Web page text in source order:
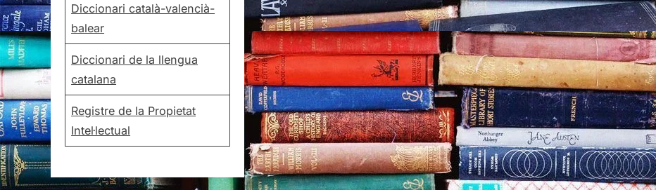
Diccionari català-valencià-
balear
Diccionari de la llengua
catalana
Registre de la Propietat
Intel·lectual